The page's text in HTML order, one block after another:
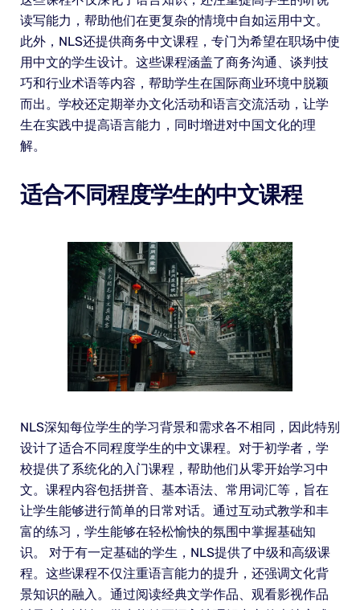
读写能力，帮助他们在更复杂的情境中自如运用中文。
此外，NLS还提供商务中文课程，专门为希望在职场中使
用中文的学生设计。这些课程涵盖了商务沟通、谈判技
巧和行业术语等内容，帮助学生在国际商业环境中脱颖
而出。学校还定期举办文化活动和语言交流活动，让学
生在实践中提高语言能力，同时增进对中国文化的理
解。
适合不同程度学生的中文课程
NLS深知每位学生的学习背景和需求各不相同，因此特别
设计了适合不同程度学生的中文课程。对于初学者，学
校提供了系统化的入门课程，帮助他们从零开始学习中
文。课程内容包括拼音、基本语法、常用词汇等，旨在
让学生能够进行简单的日常对话。通过互动式教学和丰
富的练习，学生能够在轻松愉快的氛围中掌握基础知
识。 对于有一定基础的学生，NLS提供了中级和高级课
程。这些课程不仅注重语言能力的提升，还强调文化背
景知识的融入。通过阅读经典文学作品、观看影视作品